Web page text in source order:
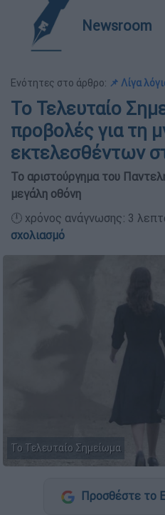
Newsroom
Ενότητες στο άρθρο: 📌 Λίγα
Το Τελευταίο
προβολές για τη
εκτελεσθέντων
Το αριστούργημα του
μεγάλη οθόνη
🕛 χρόνος ανάγνωσης: 3
σχολιασμό
Το Τελευταίο Σημείωμα
Προσθέστε το